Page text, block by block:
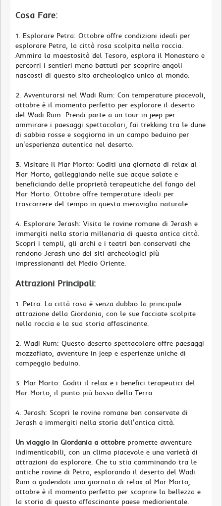
Cosa Fare:
1. Esplorare Petra: Ottobre offre condizioni ideali per
esplorare Petra, la città rosa scolpita nella roccia.
Ammira la maestosità del Tesoro, esplora il Monastero e
percorri i sentieri meno battuti per scoprire angoli
nascosti di questo sito archeologico unico al mondo.
2. Avventurarsi nel Wadi Rum: Con temperature piacevoli,
ottobre è il momento perfetto per esplorare il deserto
del Wadi Rum. Prendi parte a un tour in jeep per
ammirare i paesaggi spettacolari, fai trekking tra le dune
di sabbia rosse e soggiorna in un campo beduino per
un'esperienza autentica nel deserto.
3. Visitare il Mar Morto: Goditi una giornata di relax al
Mar Morto, galleggiando nelle sue acque salate e
beneficiando delle proprietà terapeutiche del fango del
Mar Morto. Ottobre offre temperature ideali per
trascorrere del tempo in questa meraviglia naturale.
4. Esplorare Jerash: Visita le rovine romane di Jerash e
immergiti nella storia millenaria di questa antica città.
Scopri i templi, gli archi e i teatri ben conservati che
rendono Jerash uno dei siti archeologici più
impressionanti del Medio Oriente.
Attrazioni Principali:
1. Petra: La città rosa è senza dubbio la principale
attrazione della Giordania, con le sue facciate scolpite
nella roccia e la sua storia affascinante.
2. Wadi Rum: Questo deserto spettacolare offre paesaggi
mozzafiato, avventure in jeep e esperienze uniche di
campeggio beduino.
3. Mar Morto: Goditi il relax e i benefici terapeutici del
Mar Morto, il punto più basso della Terra.
4. Jerash: Scopri le rovine romane ben conservate di
Jerash e immergiti nella storia dell'antica città.
Un viaggio in Giordania a ottobrepromette avventure
indimenticabili, con un clima piacevole e una varietà di
attrazioni da esplorare. Che tu stia camminando tra le
antiche rovine di Petra, esplorando il deserto del Wadi
Rum o godendoti una giornata di relax al Mar Morto,
ottobre è il momento perfetto per scoprire la bellezza e
la storia di questo affascinante paese mediorientale.